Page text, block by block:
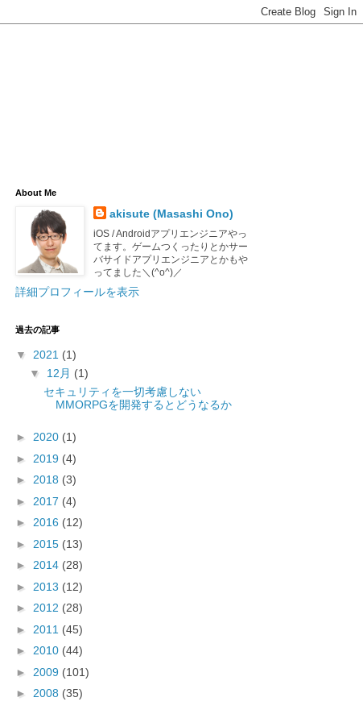
About Me
akisute (Masashi Ono)
iOS / Androidアプリエンジニアやっ
てます。ゲームつくったりとかサー
バサイドアプリエンジニアとかもや
ってました＼(^o^)／
詳細プロフィールを表示
過去の記事
▼ 2021 (1)
▼ 12月 (1)
セキュリティを一切考慮しない
MMORPGを開発するとどうなるか
► 2020 (1)
► 2019 (4)
► 2018 (3)
► 2017 (4)
► 2016 (12)
► 2015 (13)
► 2014 (28)
► 2013 (12)
► 2012 (28)
► 2011 (45)
► 2010 (44)
► 2009 (101)
► 2008 (35)